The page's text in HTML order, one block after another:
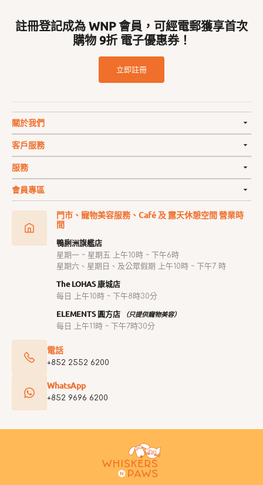
註冊登記成為 WNP 會員，可經電郵獲享首次
購物 9折 電子優惠券！
立即註冊
關於我們
客戶服務
服務
會員專區
門市、寵物美容服務、Café 及 露天休憩空間 營業時
間
鴨脷洲旗艦店
星期一 ~ 星期五 上午10時 ~ 下午6時
星期六、星期日、及公眾假期 上午10時 ~ 下午7 時
The LOHAS 康城店
每日 上午10時 ~ 下午8時30分
ELEMENTS 圓方店 （只提供寵物美容）
每日 上午11時 ~ 下午7時30分
電話
+852 2552 6200
WhatsApp
+852 9696 6200